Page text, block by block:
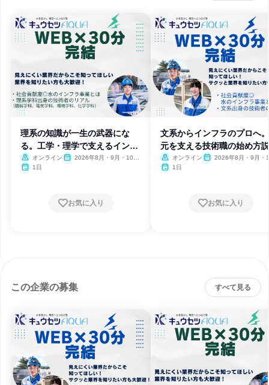
理系の知識が一生の武器にな
る。工学・理学で支えるインフ
ラ技術オンライン
2026年8月・9月・10
1日
お気に入り
文系からインフラのプロへ
元を支える技術職の始め方
会
オンライン
2026年8月・9月・
1日
お気に入り
この企業の募集 すべて見る